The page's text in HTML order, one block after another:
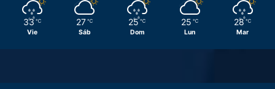
33 ℃
Vie
27 ℃
Sáb
25 ℃
Dom
25 ℃
Lun
28 ℃
Mar